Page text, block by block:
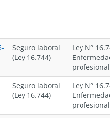
Seguro laboral
(Ley 16.744)
Ley N°
profesional
Seguro laboral
(Ley 16.744)
Ley N°
profesional